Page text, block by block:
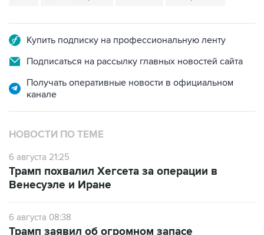
Подписаться на рассылку главных новостей сайта
Получать оперативные новости в официальном
канале
НОВОСТИ ПО ТЕМЕ
6 августа 21:25
Венесуэле и Иране
6 августа 08:38
боеприпасов в США